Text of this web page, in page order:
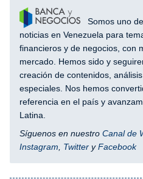
Somos uno
noticias en Venezuela para
financieros y de negocios, con
mercado. Hemos sido y
creación de contenidos,
especiales. Nos hemos
referencia en el país y
Latina.
Síguenos en nuestro Canal de
Instagram
Twitter yFacebook